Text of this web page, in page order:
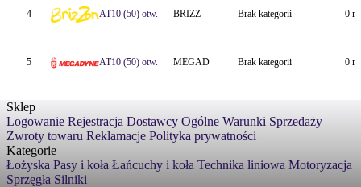
4 AT10 (50) otw. BRIZZ Brak kategorii 0
5 AT10 (50) otw. MEGAD Brak kategorii 0
Sklep
Logowanie Rejestracja Dostawcy Ogólne Warunki Sprzedaży
Zwroty towaru Reklamacje Polityka prywatności
Kategorie
Łożyska Pasy i koła Łańcuchy i koła Technika liniowa Motoryzacja
Sprzęgła Silniki